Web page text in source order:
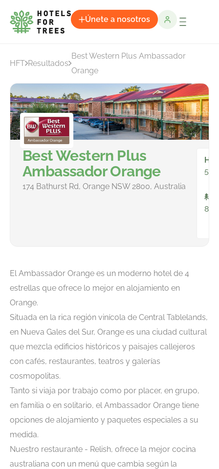
Únete a nosotros
HFT Resultados
Best Western Plus Ambassador
Orange
Best Western Plus
Ambassador Orange
174 Bathurst Rd, Orange NSW 2800, Australia
50
811
El Ambassador Orange es un moderno hotel de 4
estrellas que ofrece lo mejor en alojamiento en
Orange.
Situada en la rica región vinícola de Central Tablelands,
en Nueva Gales del Sur, Orange es una ciudad cultural
que mezcla edificios históricos y paisajes callejeros
con cafés, restaurantes, teatros y galerías
cosmopolitas.
Tanto si viaja por trabajo como por placer, en grupo,
en familia o en solitario, el Ambassador Orange tiene
opciones de alojamiento y paquetes especiales a su
medida.
Nuestro restaurante - Relish, ofrece la mejor cocina
australiana con un menú que cambia según la